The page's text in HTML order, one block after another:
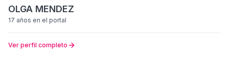
OLGA MENDEZ
17 años en el portal
Ver perfil completo